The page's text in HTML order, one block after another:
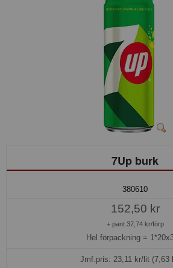
7Up burk
380610
152,50 kr
+ pant 37,74 kr/förp
Hel förpackning =
Jmf.pris: 23,11 kr/lit (7,63